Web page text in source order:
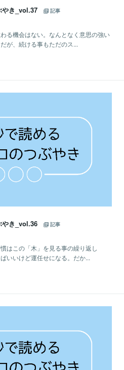
き_vol.37
記事
る機会はない。なんとなく意思の強い
が、続ける事もただのス...
き_vol.36
記事
はこの「木」を見る事の繰り返し
いいけど運任せになる。だか...